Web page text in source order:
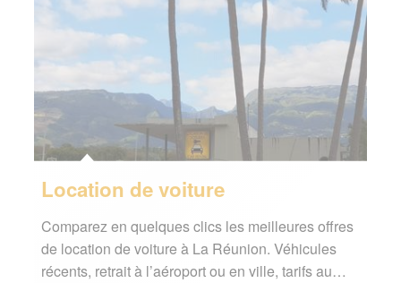
Location de voiture
Comparez en quelques clics les meilleures offres
de location de voiture à La Réunion. Véhicules
récents, retrait à l’aéroport ou en ville, tarifs au…